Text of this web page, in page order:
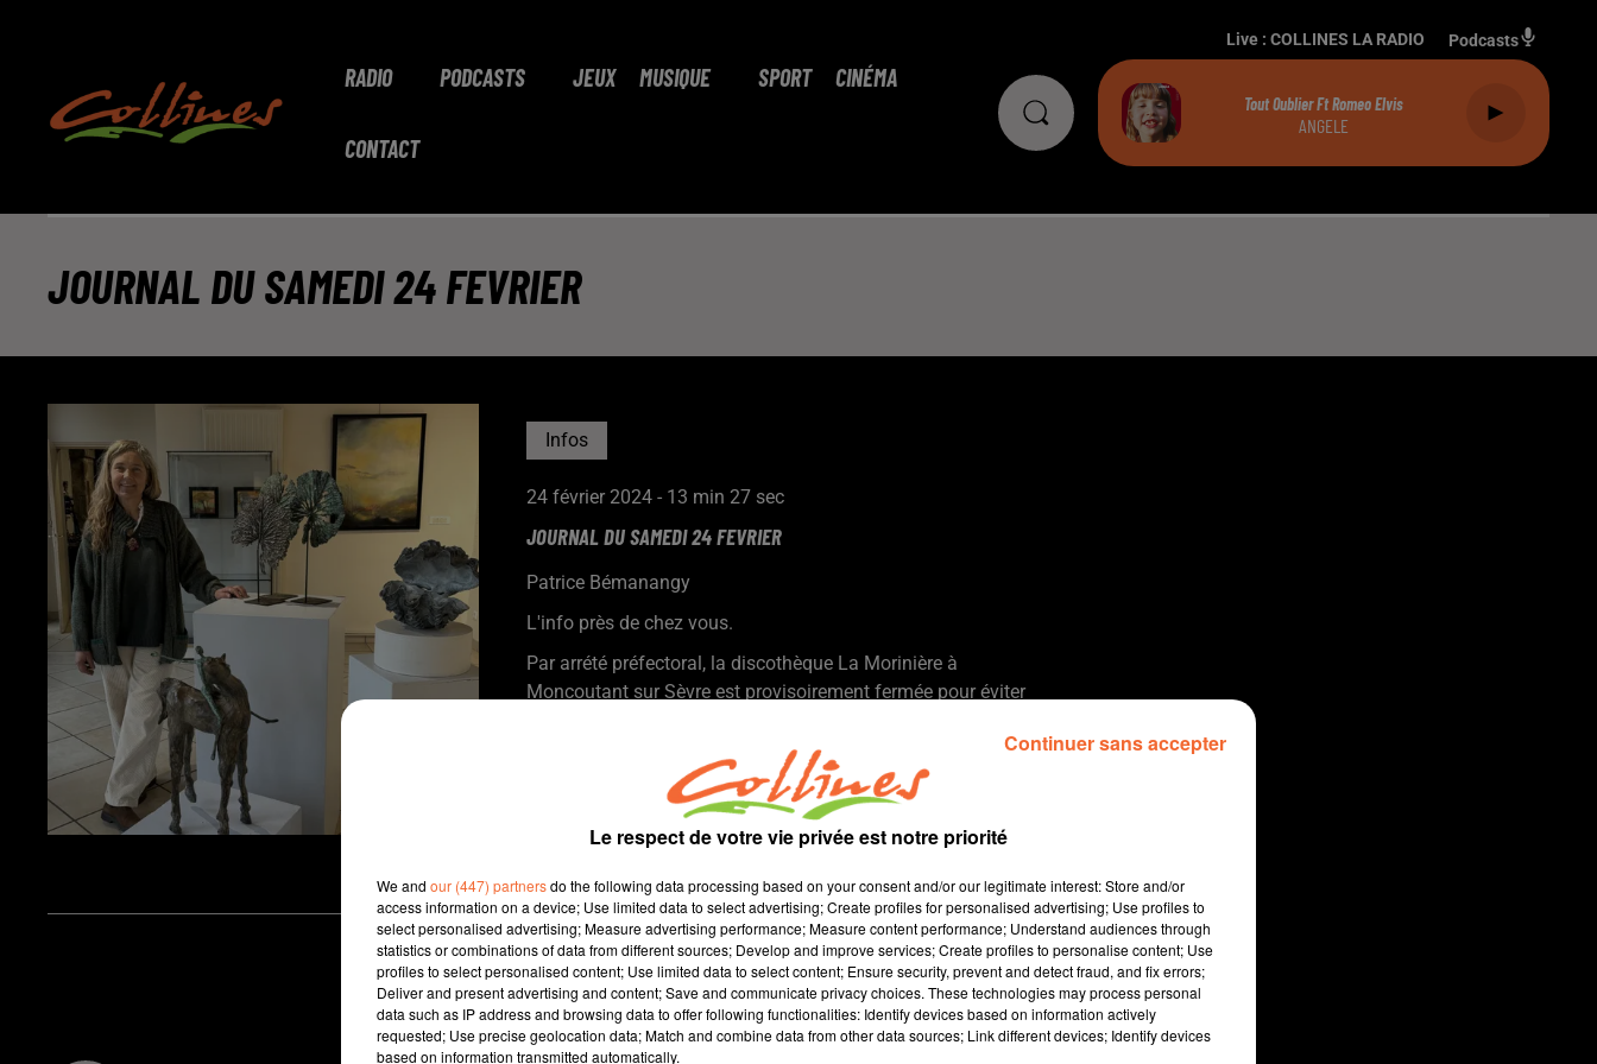
RADIO PODCASTS JEUX MUSIQUE SPORT CINÉMA
CONTACT
Live : COLLINES LA RADIO Podcasts
Tout Oublier Ft Romeo Elvis
ANGELE
JOURNAL DU SAMEDI 24 FEVRIER
Infos
24 février 2024 - 13 min 27 sec
JOURNAL DU SAMEDI 24 FEVRIER
Patrice Bémanangy
L'info près de chez vous.
Par arrété préfectoral, la discothèque La Morinière à
Moncoutant sur Sèvre est provisoirement fermée pour éviter
Des agriculteurs de la FNSEA et des JA 79 ont bloqué toute la
journée d'hier les accès de tous les centres Leclerc de notre
Après le passage de la tempête Louis, nos rivières sont de
Ly-Rose et Lydie Bansard ( photo ) exposent leurs créations à la
galerie des arts à Bressuire.
L'exposition "Terre d'Amitié" de Chantal Planchot, Jean-Mary
Court et Guy Guérineau se poursuit ce week-end au château de
Bressuire.
Les Chamois se sont facilement imposés hier soir à Epinal 3 à 0
Le respect de votre vie privée est notre priorité
We and our (447) partnersdo the following data processing based on your consent and/or our legitimate interest: Store and/or
access information on a device; Use limited data to select advertising; Create profiles for personalised advertising; Use profiles to
select personalised advertising; Measure advertising performance; Measure content performance; Understand audiences through
statistics or combinations of data from different sources; Develop and improve services; Create profiles to personalise content; Use
profiles to select personalised content; Use limited data to select content; Ensure security, prevent and detect fraud, and fix errors;
Deliver and present advertising and content; Save and communicate privacy choices. These technologies may process personal
data such as IP address and browsing data to offer following functionalities: Identify devices based on information actively
requested; Use precise geolocation data; Match and combine data from other data sources; Link different devices; Identify devices
based on information transmitted automatically.
Continuer sans accepter